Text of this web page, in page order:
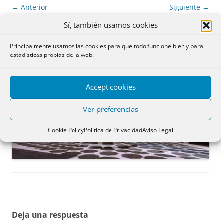
Sí, también usamos cookies
Principalmente usamos las cookies para que todo funcione bien y para
estadísticas propias de la web.
Accept cookies
Ver preferencias
Cookie PolicyPolítica de PrivacidadAviso Legal
← Anterior Siguiente →
Deja una respuesta